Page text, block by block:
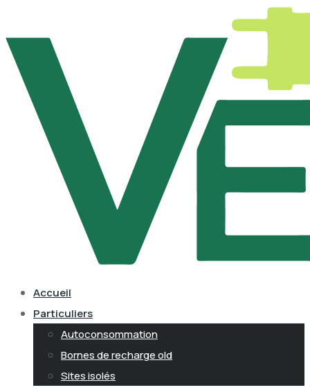
Accueil
Particuliers
Autoconsommation
Bornes de recharge old
Sites isolés